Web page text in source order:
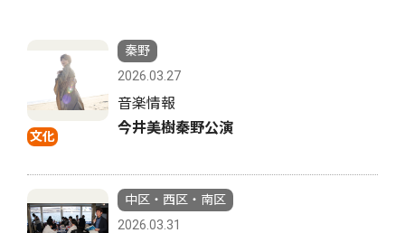
文化
秦野
2026.03.27
音楽情報
今井美樹秦野公演
中区・西区・南区
2026.03.31